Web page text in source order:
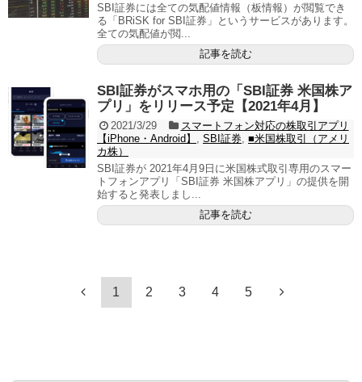
SBI証券には全ての気配値情報（板情報）が閲覧でき
る「BRiSK for SBI証券」というサービスがあります。
全ての気配値が閲...
記事を読む
SBI証券がスマホ用の「SBI証券 米国株ア
プリ」をリリース予定【2021年4月】
2021/3/29
スマートフォン対応の株取引アプリ
【iPhone・Android】
SBI証券 ■米国株取引（アメリ
カ株）
SBI証券が 2021年4月9日に米国株式取引専用のスマー
トフォンアプリ「SBI証券 米国株アプリ」の提供を開
始すると発表しまし...
記事を読む
1 2 3 4 5